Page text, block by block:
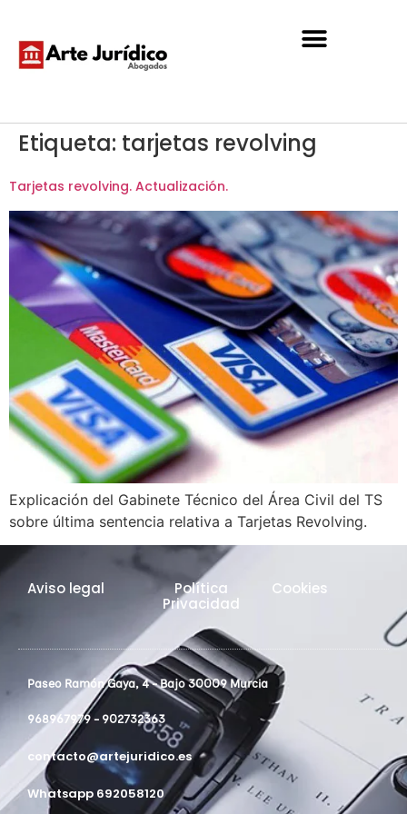
Etiqueta: tarjetas revolving
Tarjetas revolving. Actualización.
Explicación del Gabinete Técnico del Área Civil del TS
sobre última sentencia relativa a Tarjetas Revolving.
Aviso legal
Política
Privacidad
Cookies
Paseo Ramón Gaya, 4 - Bajo 30009 Murcia
968967979 - 902732363
contacto@artejuridico.es
Whatsapp 692058120